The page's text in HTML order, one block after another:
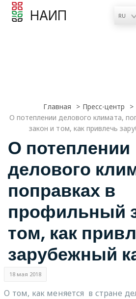
НАИП
Главная Пресс-центр
О потеплении делового климата,
закон и том, как привлечь
О потеплении
делового
поправках в
профильный
том, как
зарубежный
18 мая 2018
О том, как меняется в стране